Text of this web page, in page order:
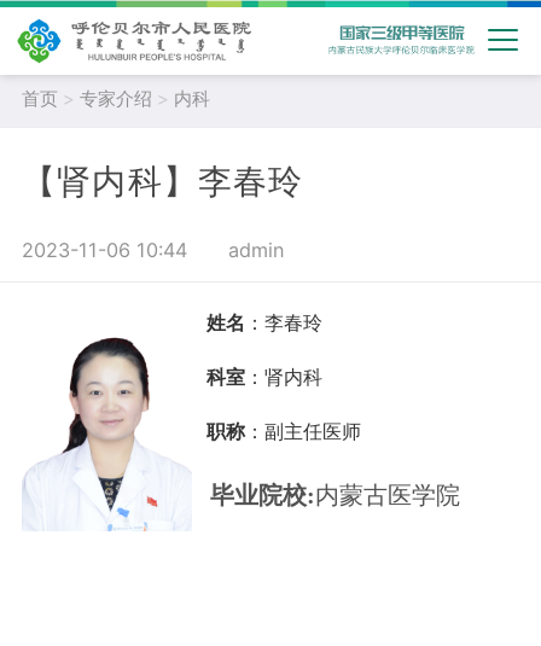
首页 > 专家介绍 > 内科
【肾内科】李春玲
2023-11-06 10:44 admin
姓名 ：李春玲
科室：肾内科
职称：副主任医师
毕业院校:内蒙古医学院